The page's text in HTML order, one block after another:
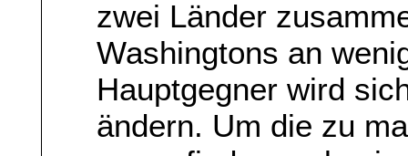
zwei Länder
Washingtons an
Hauptgegner wird
ändern. Um die zu